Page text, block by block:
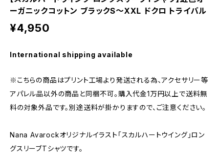
ーガニックコットン ブラックS～XXL ドクロ トライバル
¥4,950
International shipping available
※こちらの商品はプリント工場より発送される為、アクセサリー等
アパレル品以外の商品と同梱不可。購入代金1万円以上で送料無
料の対象外品です。別途送料が掛かりますので、ご注意ください。
Nana Avarockオリジナルイラスト「スカルハートウイング」ロン
グスリーブTシャツです。